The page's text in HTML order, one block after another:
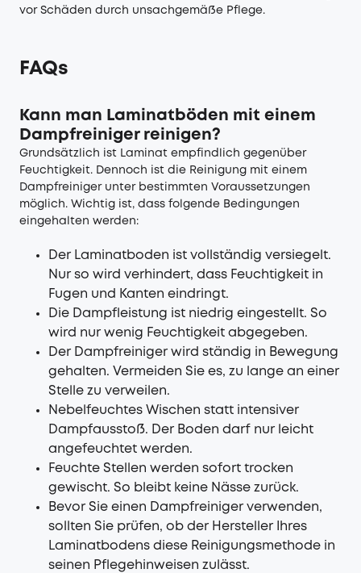
vor Schäden durch unsachgemäße Pflege.
FAQs
Kann man Laminatböden mit einem
Dampfreiniger reinigen?
Grundsätzlich ist Laminat empfindlich gegenüber
Feuchtigkeit. Dennoch ist die Reinigung mit einem
Dampfreiniger unter bestimmten Voraussetzungen
möglich. Wichtig ist, dass folgende Bedingungen
eingehalten werden:
Der Laminatboden ist vollständig versiegelt.
Nur so wird verhindert, dass Feuchtigkeit in
Fugen und Kanten eindringt.
Die Dampfleistung ist niedrig eingestellt. So
wird nur wenig Feuchtigkeit abgegeben.
Der Dampfreiniger wird ständig in Bewegung
gehalten. Vermeiden Sie es, zu lange an einer
Stelle zu verweilen.
Nebelfeuchtes Wischen statt intensiver
Dampfausstoß. Der Boden darf nur leicht
angefeuchtet werden.
Feuchte Stellen werden sofort trocken
gewischt. So bleibt keine Nässe zurück.
Bevor Sie einen Dampfreiniger verwenden,
sollten Sie prüfen, ob der Hersteller Ihres
Laminatbodens diese Reinigungsmethode in
seinen Pflegehinweisen zulässt.